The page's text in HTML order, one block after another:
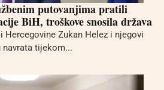
putovanjima pratili
BiH, troškove snosila država
Hercegovine Zukan Helez i njegovi
tijekom...